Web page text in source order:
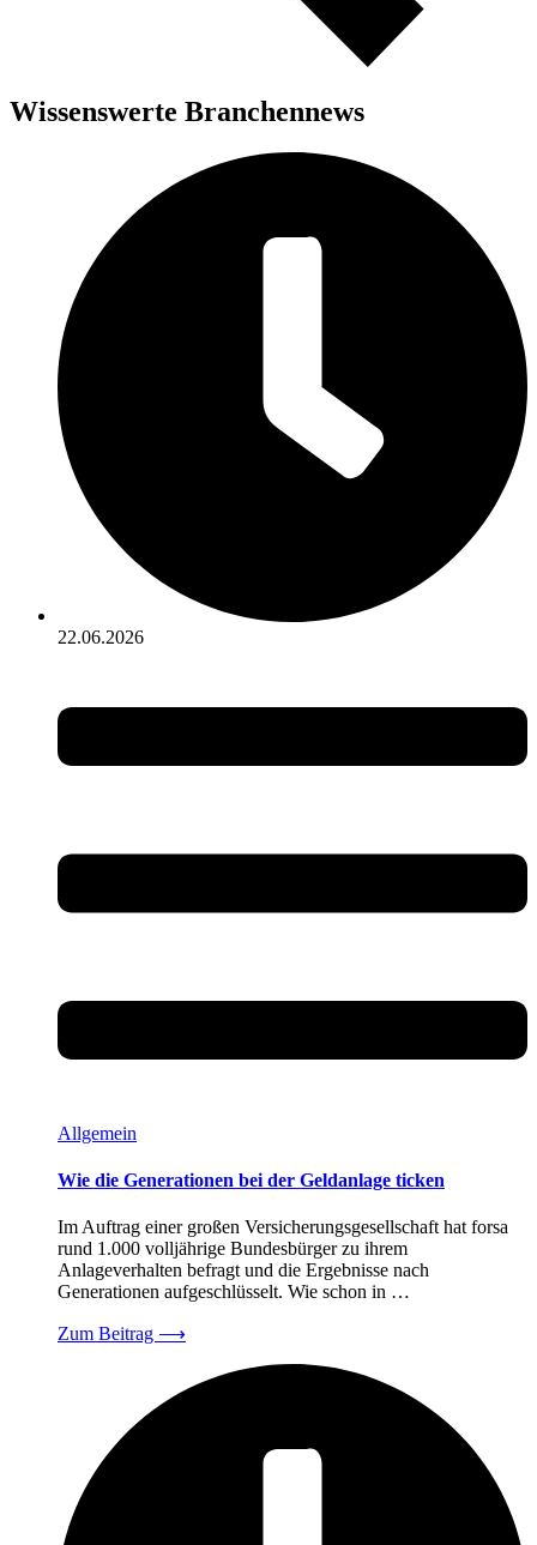
Wissenswerte Branchennews
22.06.2026
Allgemein
Wie die Generationen bei der Geldanlage ticken
Im Auftrag einer großen Versicherungsgesellschaft hat forsa
rund 1.000 volljährige Bundesbürger zu ihrem
Anlageverhalten befragt und die Ergebnisse nach
Generationen aufgeschlüsselt. Wie schon in …
Zum Beitrag ⟶